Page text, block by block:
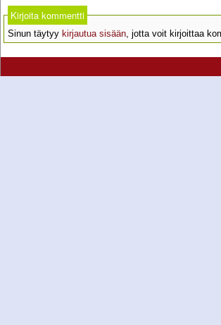
Kirjoita kommentti
Sinun täytyy kirjautua sisään, jotta voit kirjoittaa